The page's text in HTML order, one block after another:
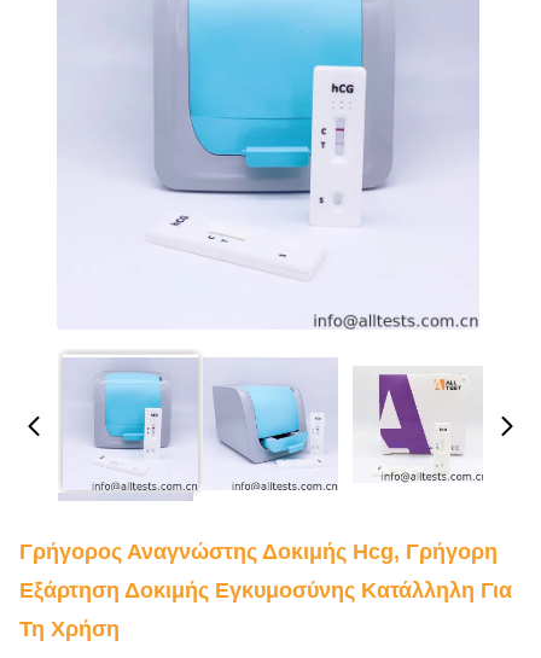
Γρήγορος Αναγνώστης Δοκιμής Hcg, Γρήγορη
Εξάρτηση Δοκιμής Εγκυμοσύνης Κατάλληλη Για
Τη Χρήση